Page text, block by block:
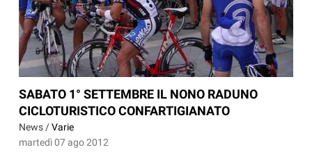
SABATO 1° SETTEMBRE IL NONO RADUNO
CICLOTURISTICO CONFARTIGIANATO
News /Varie
martedì 07 ago 2012